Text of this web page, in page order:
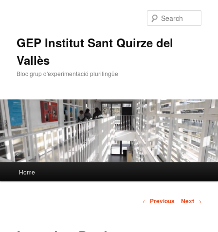
GEP Institut Sant Quirze del
Vallès
Bloc grup d'experimentació plurilingüe
Skip
Home
Post
← Previous Next →